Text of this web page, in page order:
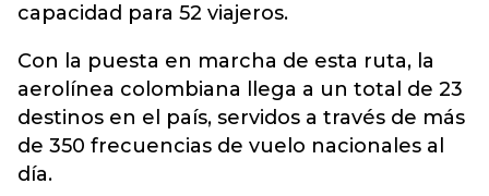
capacidad para 52 viajeros.
Con la puesta en marcha de esta ruta, la
aerolínea colombiana llega a un total de 23
destinos en el país, servidos a través de más
de 350 frecuencias de vuelo nacionales al
día.